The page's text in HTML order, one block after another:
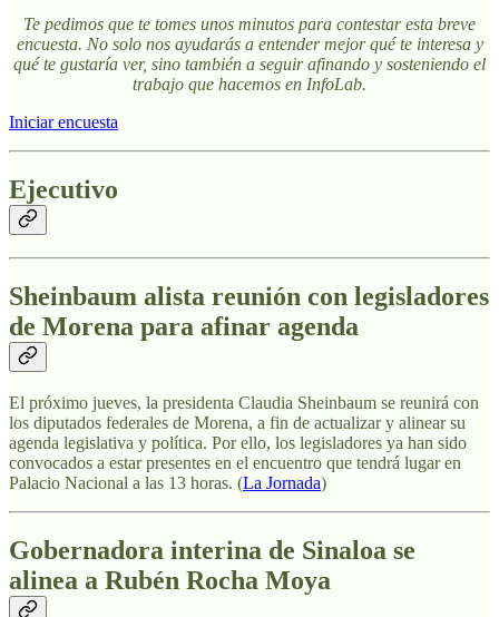
Te pedimos que te tomes unos minutos para contestar esta breve
encuesta. No solo nos ayudarás a entender mejor qué te interesa y
qué te gustaría ver, sino también a seguir afinando y sosteniendo el
trabajo que hacemos en InfoLab.
Iniciar encuesta
Ejecutivo
Sheinbaum alista reunión con legisladores
de Morena para afinar agenda
El próximo jueves, la presidenta Claudia Sheinbaum se reunirá con
los diputados federales de Morena, a fin de actualizar y alinear su
agenda legislativa y política. Por ello, los legisladores ya han sido
convocados a estar presentes en el encuentro que tendrá lugar en
Palacio Nacional a las 13 horas. (La Jornada)
Gobernadora interina de Sinaloa se
alinea a Rubén Rocha Moya